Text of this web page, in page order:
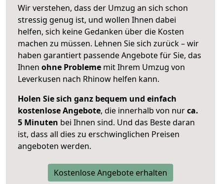
Wir verstehen, dass der Umzug an sich schon
stressig genug ist, und wollen Ihnen dabei
helfen, sich keine Gedanken über die Kosten
machen zu müssen. Lehnen Sie sich zurück – wir
haben garantiert passende Angebote für Sie, das
Ihnen ohne Probleme mit Ihrem Umzug von
Leverkusen nach Rhinow helfen kann.
Holen Sie sich ganz bequem und einfach
kostenlose Angebote, die innerhalb von nurca.
5 Minuten bei Ihnen sind. Und das Beste daran
ist, dass all dies zu erschwinglichen Preisen
angeboten werden.
Kostenlose Angebote erhalten